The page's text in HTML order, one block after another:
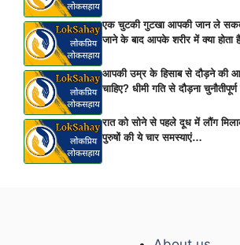
एक चुटकी गुटखा आपकी जान ले
जाने के बाद आपके शरीर में क्या होता
आपकी उम्र के हिसाब से दौड़ने की
चाहिए? धीमी गति से दौड़ना
रात को सोने से पहले दूध में लौंग
पुरुषों की ये चार समस्याएं…